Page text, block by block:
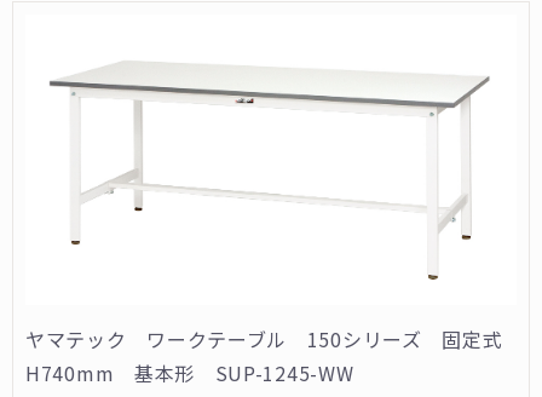
ヤマテック ワークテーブル 150シリーズ 固定式
H740mm 基本形 SUP-1245-WW